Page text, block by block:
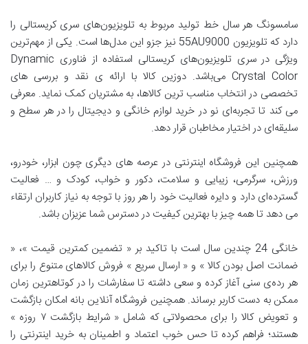
سامسونگ هر سال خط تولید مربوط به تلویزیون‌های سری کریستالی را
دارد که تلویزیون 55AU9000 نیز جزو این مدل‌ها است. یکی از مهم‌ترین
ویژگی در سری تلویزیون‌های کریستالی استفاده از فناوری Dynamic
Crystal Color می‌باشد. دوزین کالا با ارائه ی نقد و بررسی های
تخصصی در انتخاب مناسب ترین کالاها، به مشتریان کمک نماید. معرفی
می کند تا تجربه‌ای نو در خرید لوازم خانگی و دیجیتال را در هر سطح و
سلیقه‌ای در اختیار مخاطبان قرار دهد.
همچنین این فروشگاه اینترنتی در عرصه های دیگری چون ابزار، خودرو،
ورزش، سرگرمی، زیبایی و سلامت، دکور و خواب، کودک و … فعالیت
گسترده‌ای دارد و دایره فعالیت خود را هر روز با توجه به نیاز کاربران ارتقاء
می دهد تا همه چیز با بهترین کیفیت در دسترس شما عزیزان باشد.
خانگی 24 چندین سال است با تاکید بر « تضمین کمترین قیمت »، «
ضمانت اصل بودن کالا » و « ارسال سریع » فروش کالاهای متنوع را برای
هر رده‌ی سنی آغاز کرده و سعی داشته تا سفارشات را در کوتاهترین زمان
ممکن به دست کاربر برساند. همچنین فروشگاه آنلاین بانه امکان بازگشت
و تعویض کالا را برای محصولاتی که شامل « شرایط بازگشت ۷ روزه »
هستند؛ فراهم کرده تا حس خوب اعتماد و اطمینان به خرید اینترنتی را